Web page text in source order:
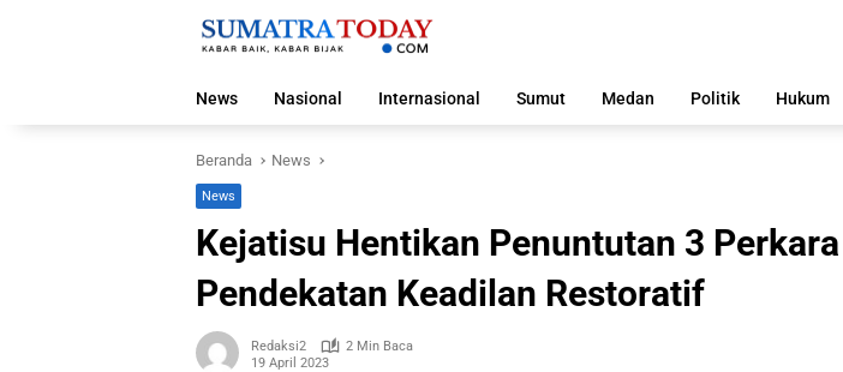
News
Nasional Internasional Sumut Medan Politik Hukum
Beranda News
News
Kejatisu Hentikan Penuntutan 3
Pendekatan Keadilan Restoratif
Redaksi2
2 Min Baca
19 April 2023